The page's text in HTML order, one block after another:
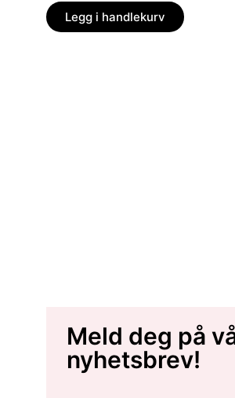
Legg i handlekurv
Meld deg på
nyhetsbrev!